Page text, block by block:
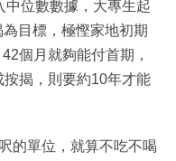
中位數數據，大專生起
目標，極慳家地初期
個月就夠能付首期，
揭，則要約10年才能
的單位，就算不吃不喝